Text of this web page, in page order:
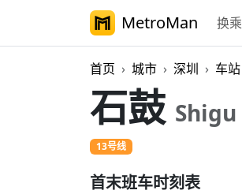
MetroMan 换乘
首页 城市 深圳 车站
石鼓 Shigu
13号线
首末班车时刻表